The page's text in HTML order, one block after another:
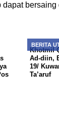
dapat
BERITA
Khotmil
Ad-diin,
19/
Ta’aruf